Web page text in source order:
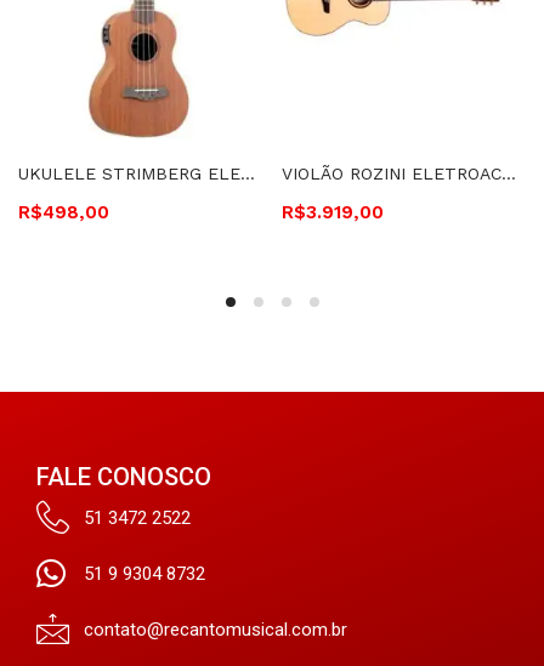
UKULELE STRIMBERG ELETROACÚSTICO CONCERT – UK06CE MGS
R$498,00
VIOLÃO ROZINI ELETROACÚSTICO PREMIUM AUDITÓRIO CORDAS DE AÇO – RX220AT.N.LP
R$3.919,00
FALE CONOSCO
51 3472 2522
51 9 9304 8732
contato@recantomusical.com.br